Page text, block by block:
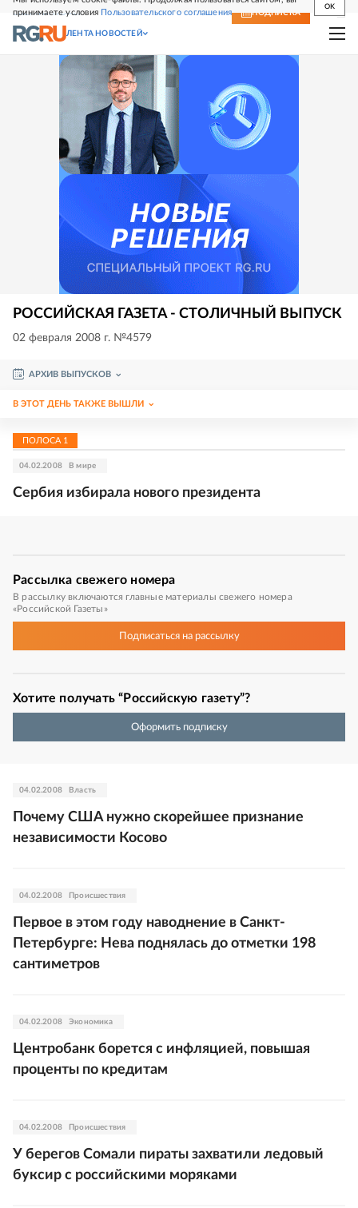
принимаете условия Пользовательского соглашения
OK
СВЕЖИЙ НОМЕР ПОДПИСКА
ЛЕНТА НОВОСТЕЙ
РОССИЙСКАЯ ГАЗЕТА - СТОЛИЧНЫЙ ВЫПУСК
02 февраля 2008 г. №4579
АРХИВ ВЫПУСКОВ
В ЭТОТ ДЕНЬ ТАКЖЕ ВЫШЛИ
ПОЛОСА 1
04.02.2008 В мире
Сербия избирала нового президента
Рассылка свежего номера
В рассылку включаются главные материалы свежего номера
«Российской Газеты»
Подписатьсяна рассылку
Хотите получать “Российскую газету”?
Оформить подписку
04.02.2008 Власть
Почему США нужно скорейшее признание
независимости Косово
04.02.2008 Происшествия
Первое в этом году наводнение в Санкт-
Петербурге: Нева поднялась до отметки 198
сантиметров
04.02.2008 Экономика
Центробанк борется с инфляцией, повышая
проценты по кредитам
04.02.2008 Происшествия
У берегов Сомали пираты захватили ледовый
буксир с российскими моряками